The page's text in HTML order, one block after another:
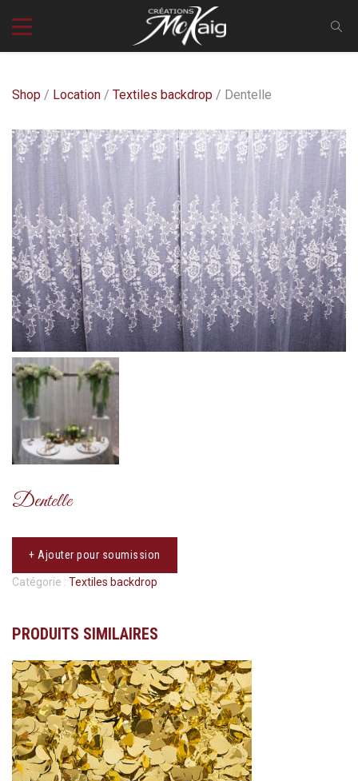
Shop / Location / Textiles backdrop / Dentelle
Dentelle
+ Ajouter pour soumission
Catégorie : Textiles backdrop
PRODUITS SIMILAIRES